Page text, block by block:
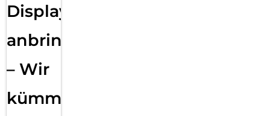
Displayfolie
anbringen
– Wir
kümmern